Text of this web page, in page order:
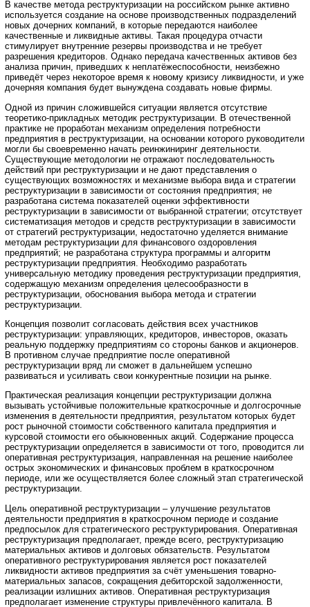
В качестве метода реструктуризации на российском рынке активно
используется создание на основе производственных подразделений
новых дочерних компаний, в которые передаются наиболее
качественные и ликвидные активы. Такая процедура отчасти
стимулирует внутренние резервы производства и не требует
разрешения кредиторов. Однако передача качественных активов без
анализа причин, приведших к неплатёжеспособности, неизбежно
приведёт через некоторое время к новому кризису ликвидности, и уже
дочерняя компания будет вынуждена создавать новые фирмы.
Одной из причин сложившейся ситуации является отсутствие
теоретико-прикладных методик реструктуризации. В отечественной
практике не проработан механизм определения потребности
предприятия в реструктуризации, на основании которого руководители
могли бы своевременно начать реинжиниринг деятельности.
Существующие методологии не отражают последовательность
действий при реструктуризации и не дают представления о
существующих возможностях и механизме выбора вида и стратегии
реструктуризации в зависимости от состояния предприятия; не
разработана система показателей оценки эффективности
реструктуризации в зависимости от выбранной стратегии; отсутствует
систематизация методов и средств реструктуризации в зависимости
от стратегий реструктуризации, недостаточно уделяется внимание
методам реструктуризации для финансового оздоровления
предприятий; не разработана структура программы и алгоритм
реструктуризации предприятия. Необходимо разработать
универсальную методику проведения реструктуризации предприятия,
содержащую механизм определения целесообразности в
реструктуризации, обоснования выбора метода и стратегии
реструктуризации.
Концепция позволит согласовать действия всех участников
реструктуризации: управляющих, кредиторов, инвесторов, оказать
реальную поддержку предприятиям со стороны банков и акционеров.
В противном случае предприятие после оперативной
реструктуризации вряд ли сможет в дальнейшем успешно
развиваться и усиливать свои конкурентные позиции на рынке.
Практическая реализация концепции реструктуризации должна
вызывать устойчивые положительные краткосрочные и долгосрочные
изменения в деятельности предприятия, результатом которых будет
рост рыночной стоимости собственного капитала предприятия и
курсовой стоимости его обыкновенных акций. Содержание процесса
реструктуризации определяется в зависимости от того, проводится ли
оперативная реструктуризация, направленная на решение наиболее
острых экономических и финансовых проблем в краткосрочном
периоде, или же осуществляется более сложный этап стратегической
реструктуризации.
Цель оперативной реструктуризации – улучшение результатов
деятельности предприятия в краткосрочном периоде и создание
предпосылок для стратегического реструктурирования. Оперативная
реструктуризация предполагает, прежде всего, реструктуризацию
материальных активов и долговых обязательств. Результатом
оперативного реструктурирования является рост показателей
ликвидности активов предприятия за счёт уменьшения товарно-
материальных запасов, сокращения дебиторской задолженности,
реализации излишних активов. Оперативная реструктуризация
предполагает изменение структуры привлечённого капитала. В